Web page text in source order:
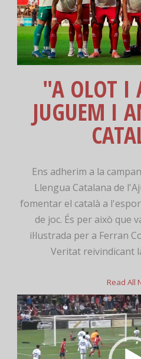
"A OLOT I
JUGUEM I
Ens adherim a la
Llengua Catalana de
fomentar el català a
de joc. És per això que
il·lustrada per a Ferran
Veritat reivindicant
Read All
Reproductor
de
vídeo